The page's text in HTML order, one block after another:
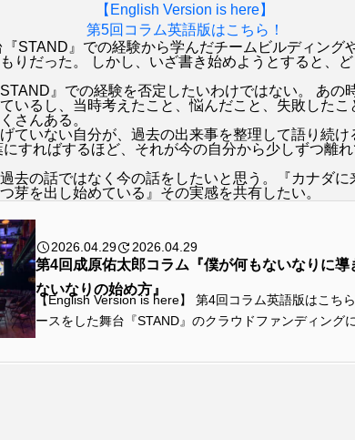
オードリー・ヘプバーン キアヌ・リー
マー、クレイマー ゲイテン・マタラッツォ ケ
ジェームズ・ガン ジェームズ・キャメロン
ック・ワールド ジュリア・ロバーツ ジョセフ
ンサル シンシア・エリヴォ スカーレット・ヨ
イダーマン セイディー・シンク
ラメ トーマシン・マッケンジー
ニコール・キッドマン ニコラス・ケイジ ハリ
ッドランド
【English Version is here】
第5回コラム英語版はこちら！
STAND』での経験から学んだチームビルディング
りだった。 しかし、いざ書き始めようとすると、
』での経験を否定したいわけではない。 あの
いるし、当時考えたこと、悩んだこと、失敗したこ
さんある。
ていない自分が、過去の出来事を整理して語り続け
すればするほど、それが今の自分から少しずつ離
去の話ではなく今の話をしたいと思う。『カナダに
芽を出し始めている』その実感を共有したい。
2026.04.29 2026.04.29
第4回成原佑太郎コラム『僕が何もないなりに導
ないなりの始め方』
【English Version is here】 第4回コラム英語版はこち
ースをした舞台『STAND』のクラウドファンディング